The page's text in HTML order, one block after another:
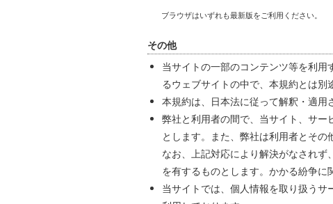
ブラウザはいずれも最新版をご利用ください。
その他
当サイトの一部のコンテンツ等を利
るウェブサイトの中で、本規約とは別
本規約は、日本法に従って解釈・適用
弊社と利用者の間で、当サイト、サー
とします。また、弊社は利用者とその
なお、上記対応により解決がなされ
を有するものとします。かかる紛争に
当サイトでは、個人情報を取り扱う